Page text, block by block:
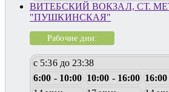
ВИТЕБСКИЙ ВОКЗАЛ, СТ.
"ПУШКИНСКАЯ"
Рабочие дни:
с 5:36 до 23:38
6:00 - 10:00 10:00 - 16:00